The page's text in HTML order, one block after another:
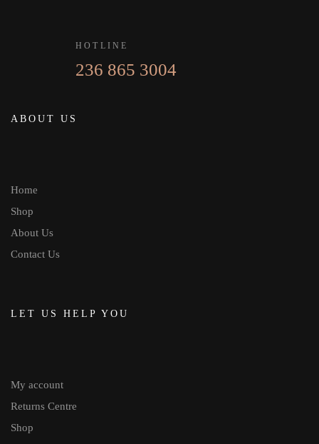
HOTLINE
236 865 3004
ABOUT US
Home
Shop
About Us
Contact Us
LET US HELP YOU
My account
Returns Centre
Shop